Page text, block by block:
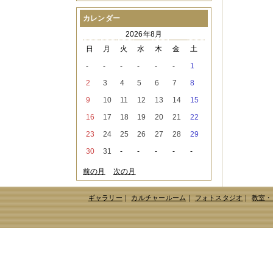
2021年08月
2021年07月（1件）
（3件）
2021年05月（2件）
2021年02月 （1件）
2020年12月（3件）
2020年11月 （6件）
2020年09月（5件）
2020年08月
2020年06月（2件）
2020年04月（4件）
2020年03月（9件）
2020年02月（3件）
2020年01月（5件）
2019年12月（3件）
カレンダー
2026年8月
日
月 火 水 木 金
土
-
- - - - -
1
2
3 4 5 6 7
8
9
10 11 12 13 14
15
16
17 18 19 20 21
22
23
24 25 26 27 28
29
30
31 - - - - -
前の月 次の月
ギャラリー｜ カルチャールーム｜ フォトスタジオ｜ 教室